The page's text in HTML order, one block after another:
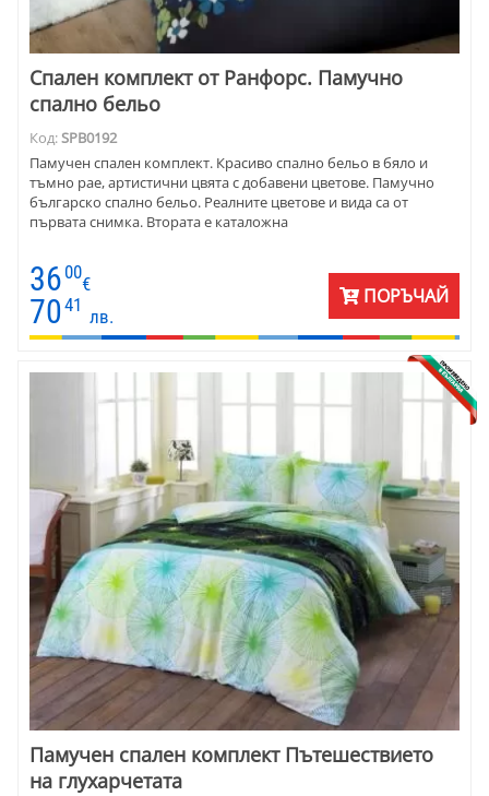
Спален комплект от Ранфорс. Памучно
спално бельо
Код:SPB0192
Памучен спален комплект. Красиво спално бельо в бяло и
тъмно рае, артистични цвята с добавени цветове. Памучно
българско спално бельо. Реалните цветове и вида са от
първата снимка. Втората е каталожна
36 00
€
7041
лв.
ПОРЪЧАЙ
Памучен спален комплект Пътешествието
на глухарчетата